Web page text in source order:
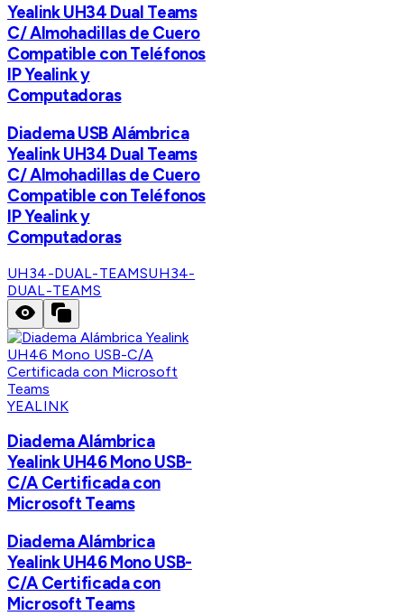
Yealink UH34 Dual Teams
C/ Almohadillas de Cuero
Compatible con Teléfonos
IP Yealink y
Computadoras
Diadema USB Alámbrica
Yealink UH34 Dual Teams
C/ Almohadillas de Cuero
Compatible con Teléfonos
IP Yealink y
Computadoras
UH34-DUAL-TEAMSUH34-
DUAL-TEAMS
YEALINK
Diadema Alámbrica
Yealink UH46 Mono USB-
C/A Certificada con
Microsoft Teams
Diadema Alámbrica
Yealink UH46 Mono USB-
C/A Certificada con
Microsoft Teams